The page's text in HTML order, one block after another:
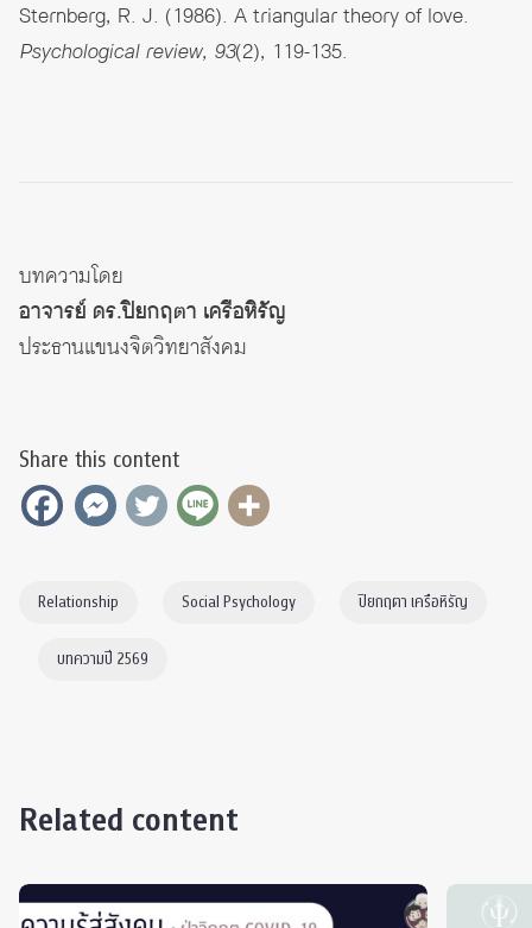
Sternberg, R. J. (1986). A triangular theory of love.
Psychological review, 93(2), 119-135.
บทความโดย
อาจารย์ ดร.ปิยกฤตา เครือหิรัญ
ประธานแขนงจิตวิทยาสังคม
Share this content
Relationship Social Psychology ปิยกฤตา เครือหิรัญ
บทความปี 2569
Related content